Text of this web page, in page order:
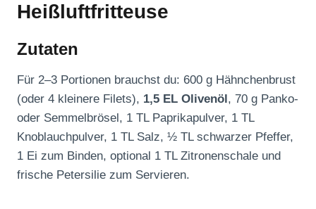
Heißluftfritteuse
Zutaten
Für 2–3 Portionen brauchst du: 600 g Hähnchenbrust
(oder 4 kleinere Filets), 1,5 EL Olivenöl , 70 g Panko-
oder Semmelbrösel, 1 TL Paprikapulver, 1 TL
Knoblauchpulver, 1 TL Salz, ½ TL schwarzer Pfeffer,
1 Ei zum Binden, optional 1 TL Zitronenschale und
frische Petersilie zum Servieren.